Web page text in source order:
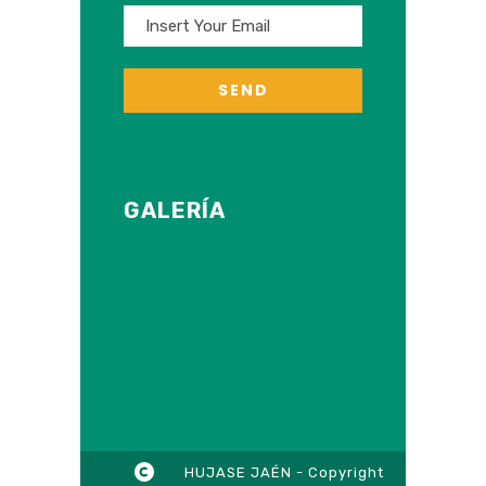
GALERÍA
HUJASE JAÉN - Copyright